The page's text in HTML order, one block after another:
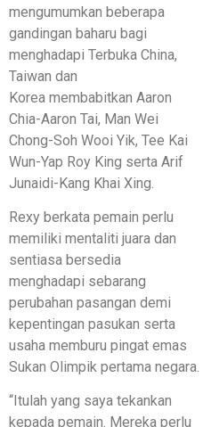
mengumumkan beberapa
gandingan baharu bagi
menghadapi Terbuka China,
Taiwan dan
Korea membabitkan Aaron
Chia-Aaron Tai, Man Wei
Chong-Soh Wooi Yik, Tee Kai
Wun-Yap Roy King serta Arif
Junaidi-Kang Khai Xing.
Rexy berkata pemain perlu
memiliki mentaliti juara dan
sentiasa bersedia
menghadapi sebarang
perubahan pasangan demi
kepentingan pasukan serta
usaha memburu pingat emas
Sukan Olimpik pertama negara.
“Itulah yang saya tekankan
kepada pemain. Mereka perlu